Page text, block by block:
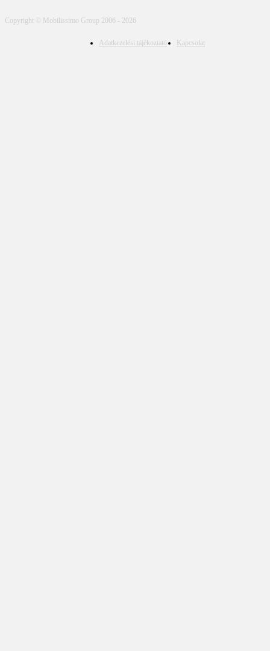
Copyright © Mobilissimo Group 2006 - 2026
Adatkezelési tájékoztató Kapcsolat